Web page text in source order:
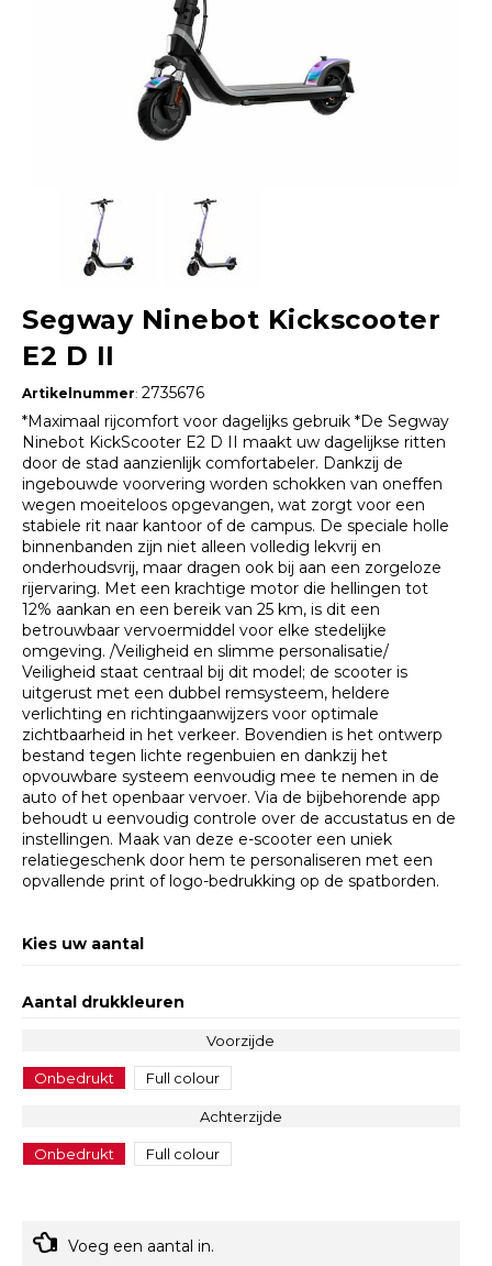
Segway Ninebot Kickscooter
E2 D II
Artikelnummer:2735676
*Maximaal rijcomfort voor dagelijks gebruik *De Segway
Ninebot KickScooter E2 D II maakt uw dagelijkse ritten
door de stad aanzienlijk comfortabeler. Dankzij de
ingebouwde voorvering worden schokken van oneffen
wegen moeiteloos opgevangen, wat zorgt voor een
stabiele rit naar kantoor of de campus. De speciale holle
binnenbanden zijn niet alleen volledig lekvrij en
onderhoudsvrij, maar dragen ook bij aan een zorgeloze
rijervaring. Met een krachtige motor die hellingen tot
12% aankan en een bereik van 25 km, is dit een
betrouwbaar vervoermiddel voor elke stedelijke
omgeving. /Veiligheid en slimme personalisatie/
Veiligheid staat centraal bij dit model; de scooter is
uitgerust met een dubbel remsysteem, heldere
verlichting en richtingaanwijzers voor optimale
zichtbaarheid in het verkeer. Bovendien is het ontwerp
bestand tegen lichte regenbuien en dankzij het
opvouwbare systeem eenvoudig mee te nemen in de
auto of het openbaar vervoer. Via de bijbehorende app
behoudt u eenvoudig controle over de accustatus en de
instellingen. Maak van deze e-scooter een uniek
relatiegeschenk door hem te personaliseren met een
opvallende print of logo-bedrukking op de spatborden. ​
Kies uw aantal
Aantal drukkleuren
Voorzijde
Onbedrukt Full colour
Achterzijde
Onbedrukt Full colour
Voeg een aantal in.